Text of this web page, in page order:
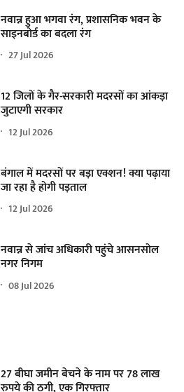
नवान्न हुआ भगवा रंग, प्रशासनिक भवन के
साइनबोर्ड का बदला रंग
27 Jul 2026
12 जिलों के गैर-सरकारी मदरसों का आंकड़ा
जुटाएगी सरकार
12 Jul 2026
बंगाल में मदरसों पर बड़ा एक्शन! क्या पढ़ाया
जा रहा है होगी पड़ताल
12 Jul 2026
नवान्न से जांच अधिकारी पहुंचे आसनसोल
नगर निगम
08 Jul 2026
27 बीघा जमीन बेचने के नाम पर 78 लाख
रुपये की ठगी, एक गिरफ्तार